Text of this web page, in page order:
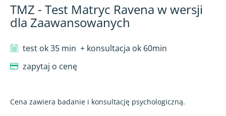
TMZ - Test Matryc Ravena w wersji
dla Zaawansowanych
test ok 35 min + konsultacja ok 60min
zapytaj o cenę
Cena zawiera badanie i konsultację psychologiczną.